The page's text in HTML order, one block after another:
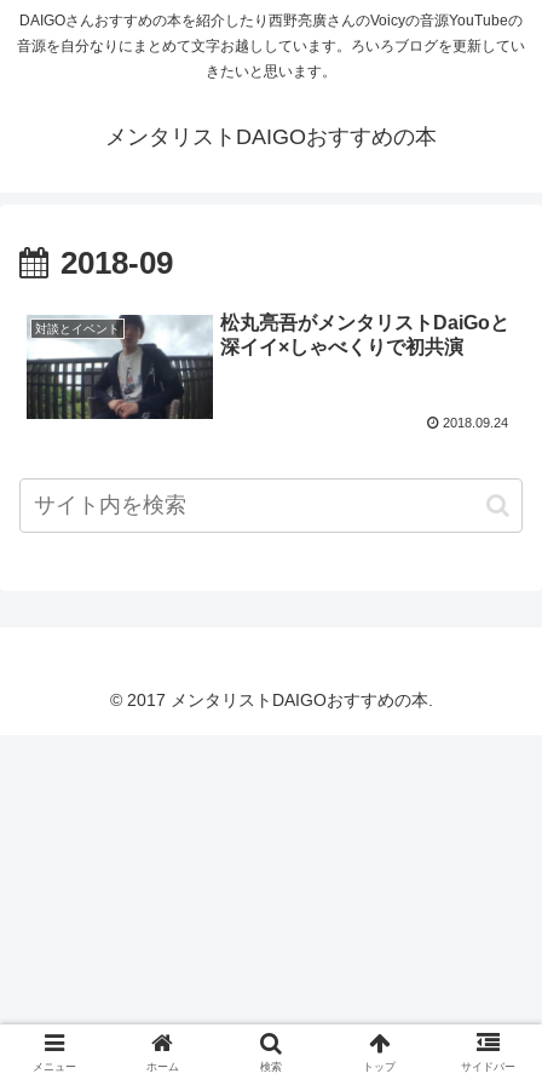
DAIGOさんおすすめの本を紹介したり西野亮廣さんのVoicyの音源YouTubeの
音源を自分なりにまとめて文字お越ししています。ろいろブログを更新してい
きたいと思います。
メンタリストDAIGOおすすめの本
2018-09
対談とイベント
松丸亮吾がメンタリストDaiGoと
深イイ×しゃべくりで初共演
2018.09.24
© 2017 メンタリストDAIGOおすすめの本.
メニュー ホーム 検索 トップ サイドバー